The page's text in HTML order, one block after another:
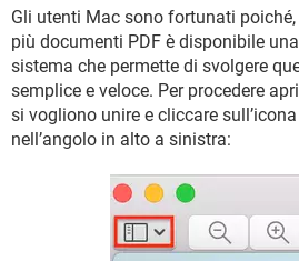
Gli utenti Mac sono fortunati
più documenti PDF è disponibile
sistema che permette di svolgere
semplice e veloce. Per procedere
si vogliono unire e cliccare
nell’angolo in alto a sinistra: